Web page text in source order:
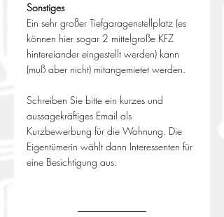
Sonstiges
Ein sehr großer Tiefgaragenstellplatz (es
können hier sogar 2 mittelgroße KFZ
hintereiander eingestellt werden) kann
(muß aber nicht) mitangemietet werden.
Schreiben Sie bitte ein kurzes und
aussagekräftiges Email als
Kurzbewerbung für die Wohnung. Die
Eigentümerin wählt dann Interessenten für
eine Besichtigung aus.